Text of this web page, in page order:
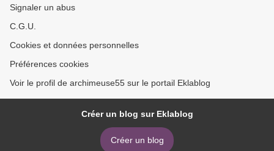
Signaler un abus
C.G.U.
Cookies et données personnelles
Préférences cookies
Voir le profil de archimeuse55 sur le portail Eklablog
Créer un blog sur Eklablog
Créer un blog